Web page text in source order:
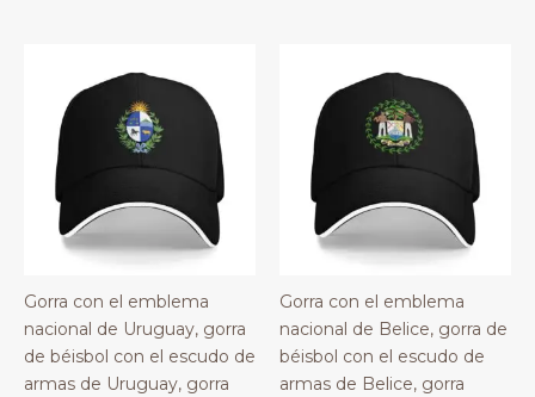
Gorra con el emblema
nacional de Uruguay, gorra
de béisbol con el escudo de
armas de Uruguay, gorra
Gorra con el emblema
nacional de Belice, gorra de
béisbol con el escudo de
armas de Belice, gorra